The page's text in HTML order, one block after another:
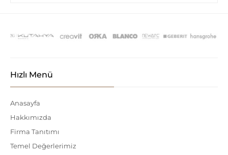
Hızlı Menü
Anasayfa
Hakkımızda
Firma Tanıtımı
Temel Değerlerimiz